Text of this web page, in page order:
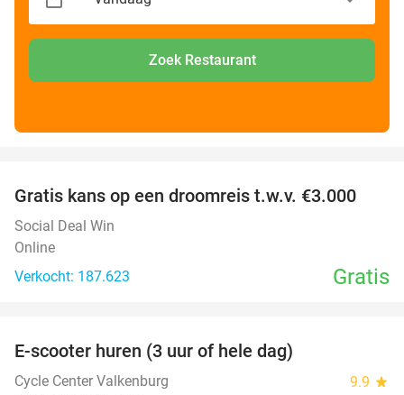
Zoek Restaurant
Gratis kans op een droomreis t.w.v. €3.000
Social Deal Win
Online
Verkocht: 187.623
Gratis
E-scooter huren (3 uur of hele dag)
Cycle Center Valkenburg 9.9 star